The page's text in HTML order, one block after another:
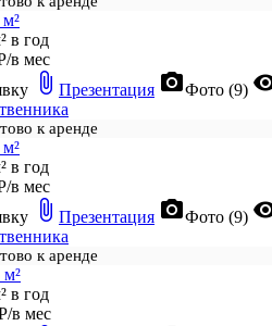
в год
в мес
attach_file Презентация photo_cameraФото (9)
к аренде
в год
в мес
attach_file Презентация photo_cameraФото (9)
к аренде
м²
в год
в мес